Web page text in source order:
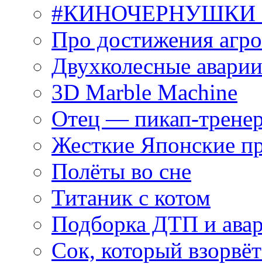
#КИНОЧЕРНУШКИ
Про достижения
Двухколесные
3D Marble Machine
Отец — пикап-
Жесткие Японские
Полёты во сне
Титаник с котом
Подборка ДТП и
Сок, который